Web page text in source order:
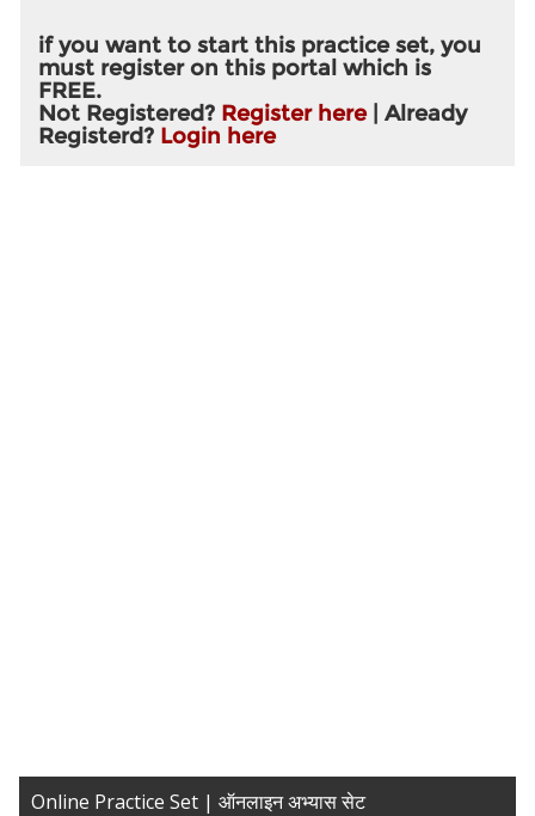
if you want to start this practice set, you
must register on this portal which is
FREE.
Not Registered? Register here| Already
Registerd? Login here
Online Practice Set | ऑनलाइन अभ्यास सेट